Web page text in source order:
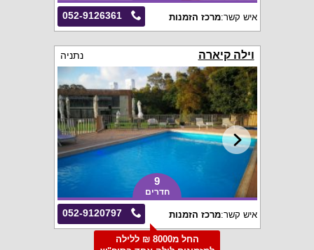
052-9126361 איש קשר:מרכז הזמנות
וילה קיארה נתניה
9
חדרים
052-9120797 איש קשר:מרכז הזמנות
החל מ8000 ₪ ללילה